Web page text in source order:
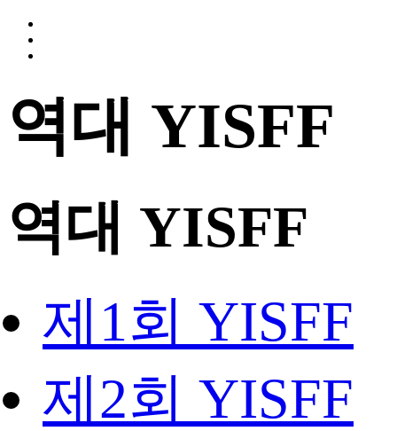
역대 YISFF
역대 YISFF
제1회 YISFF
제2회 YISFF